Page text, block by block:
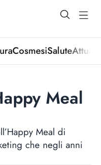
open
CosmesiSalute
Meal
Meal di
che negli anni